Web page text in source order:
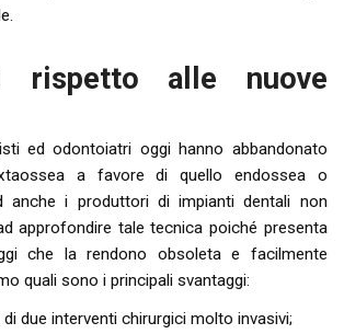
rispetto alle nuove
ed odontoiatri oggi hanno abbandonato
a favore di quello endossea o
anche i produttori di impianti dentali non
approfondire tale tecnica poiché presenta
che la rendono obsoleta e facilmente
quali sono i principali svantaggi:
due interventi chirurgici molto invasivi;